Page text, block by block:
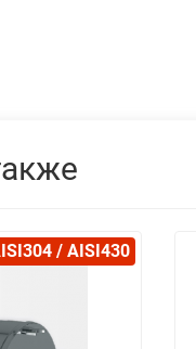
/ AISI430